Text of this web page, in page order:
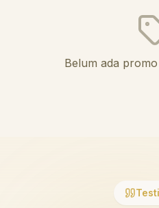
Belum ada